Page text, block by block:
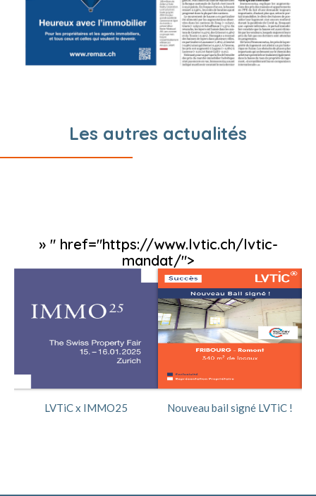
Les autres actualités
» " href="https://www.lvtic.ch/lvtic-
mandat/">
LVTiC x IMMO25 Nouveau bail signé LVTiC !